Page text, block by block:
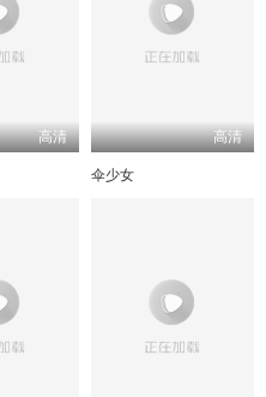
高清 高清
伞少女